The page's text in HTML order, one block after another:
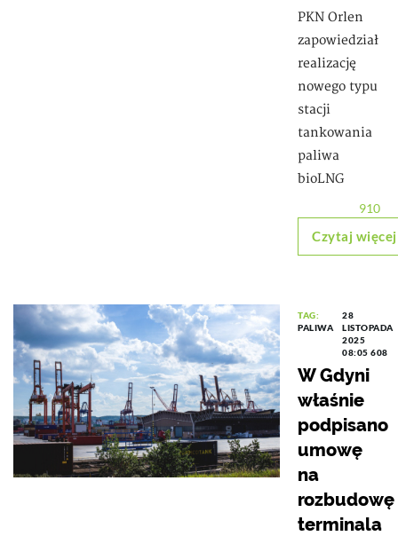
PKN Orlen
zapowiedział
realizację
nowego typu
stacji
tankowania
paliwa
bioLNG
910
Czytaj więcej
TAG:
PALIWA
28
LISTOPADA
2025
08:05 608
W Gdyni
właśnie
podpisano
umowę
na
rozbudowę
terminala